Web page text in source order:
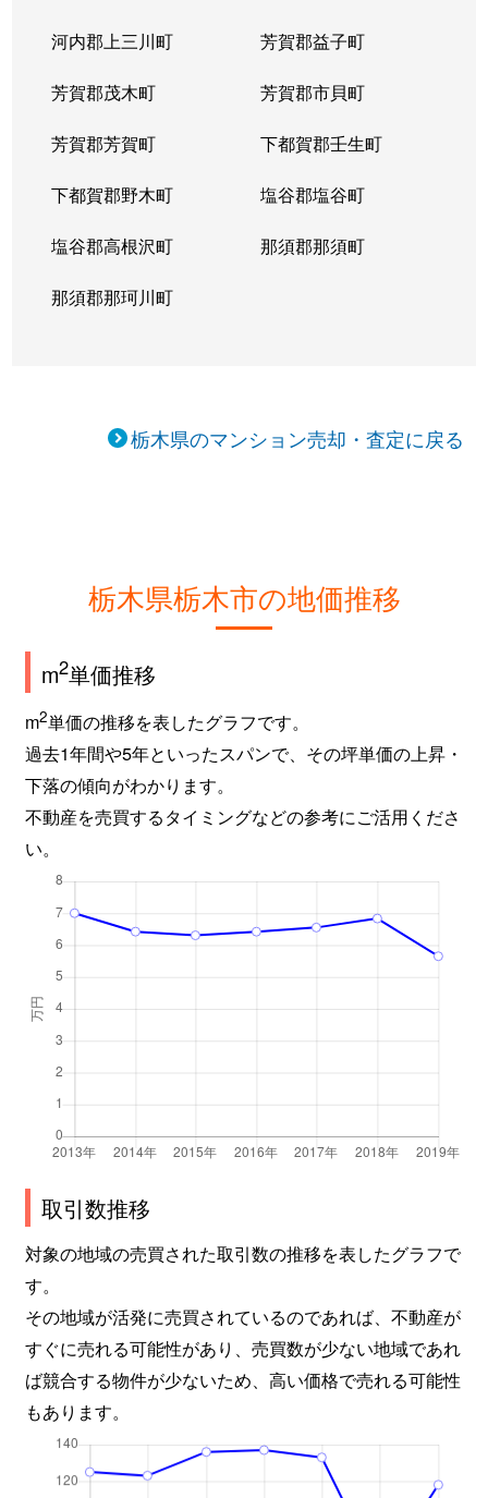
河内郡上三川町 芳賀郡益子町
芳賀郡茂木町 芳賀郡市貝町
芳賀郡芳賀町 下都賀郡壬生町
下都賀郡野木町 塩谷郡塩谷町
塩谷郡高根沢町 那須郡那須町
那須郡那珂川町
栃木県のマンション売却・査定に戻る
栃木県栃木市の地価推移
m2単価推移
m2単価の推移を表したグラフです。
過去1年間や5年といったスパンで、その坪単価の上昇・
下落の傾向がわかります。
不動産を売買するタイミングなどの参考にご活用くださ
い。
取引数推移
対象の地域の売買された取引数の推移を表したグラフで
す。
その地域が活発に売買されているのであれば、不動産が
すぐに売れる可能性があり、売買数が少ない地域であれ
ば競合する物件が少ないため、高い価格で売れる可能性
もあります。